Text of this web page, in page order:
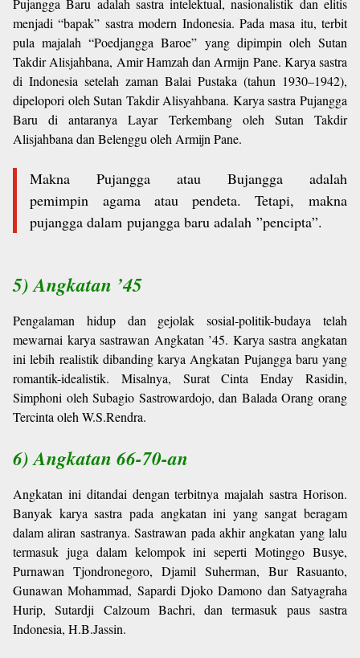
Pujangga Baru adalah sastra intelektual, nasionalistik dan elitis
menjadi “bapak” sastra modern Indonesia. Pada masa itu, terbit
pula majalah “Poedjangga Baroe” yang dipimpin oleh Sutan
Takdir Alisjahbana, Amir Hamzah dan Armijn Pane. Karya sastra
di Indonesia setelah zaman Balai Pustaka (tahun 1930–1942),
dipelopori oleh Sutan Takdir Alisyahbana. Karya sastra Pujangga
Baru di antaranya Layar Terkembang oleh Sutan Takdir
Alisjahbana dan Belenggu oleh Armijn Pane.
Makna Pujangga atauBujangga adalah
pemimpin agama atau pendeta. Tetapi, makna
pujangga dalam pujangga baru adalah ”pencipta”.
5) Angkatan ’45
Pengalaman hidup dan gejolak sosial-politik-budaya telah
mewarnai karya sastrawan Angkatan ’45. Karya sastra angkatan
ini lebih realistik dibanding karya Angkatan Pujangga baru yang
romantik-idealistik. Misalnya, Surat Cinta Enday Rasidin,
Simphoni oleh Subagio Sastrowardojo, dan Balada Orang orang
Tercinta oleh W.S.Rendra.
6) Angkatan 66-70-an
Angkatan ini ditandai dengan terbitnya majalah sastra Horison.
Banyak karya sastra pada angkatan ini yang sangat beragam
dalam aliran sastranya. Sastrawan pada akhir angkatan yang lalu
termasuk juga dalam kelompok ini seperti Motinggo Busye,
Purnawan Tjondronegoro, Djamil Suherman, Bur Rasuanto,
Gunawan Mohammad, Sapardi Djoko Damono dan Satyagraha
Hurip, Sutardji Calzoum Bachri, dan termasuk paus sastra
Indonesia, H.B.Jassin.